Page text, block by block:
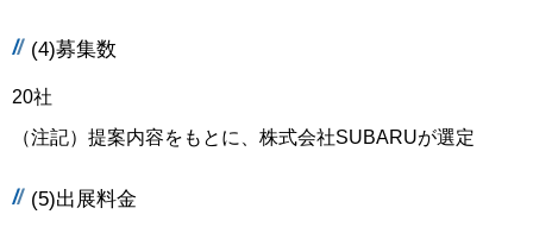
(4)募集数
20社
（注記）提案内容をもとに、株式会社SUBARUが選定
(5)出展料金